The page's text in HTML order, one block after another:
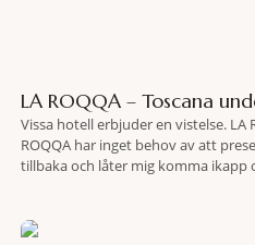
LA ROQQA – Toscana
Vissa hotell erbjuder en vistelse. LA
ROQQA har inget behov av att
tillbaka och låter mig komma ikapp